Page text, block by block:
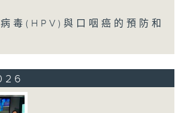
毒(HPV)與口咽癌的預防和